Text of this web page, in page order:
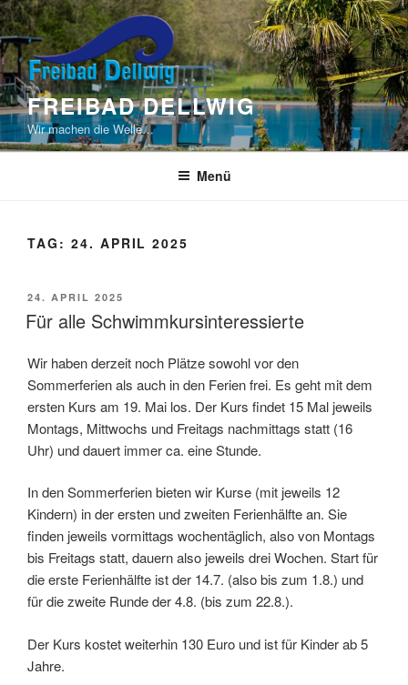
Zum
Inhalt
springen
FREIBAD DELLWIG
Wir machen die Welle…
Menü
TAG: 24. APRIL 2025
VERÖFFENTLICHT
AM
24. APRIL 2025
Für alle Schwimmkursinteressierte
Wir haben derzeit noch Plätze sowohl vor den
Sommerferien als auch in den Ferien frei. Es geht mit dem
ersten Kurs am 19. Mai los. Der Kurs findet 15 Mal jeweils
Montags, Mittwochs und Freitags nachmittags statt (16
Uhr) und dauert immer ca. eine Stunde.
In den Sommerferien bieten wir Kurse (mit jeweils 12
Kindern) in der ersten und zweiten Ferienhälfte an. Sie
finden jeweils vormittags wochentäglich, also von Montags
bis Freitags statt, dauern also jeweils drei Wochen. Start für
die erste Ferienhälfte ist der 14.7. (also bis zum 1.8.) und
für die zweite Runde der 4.8. (bis zum 22.8.).
Der Kurs kostet weiterhin 130 Euro und ist für Kinder ab 5
Jahre.